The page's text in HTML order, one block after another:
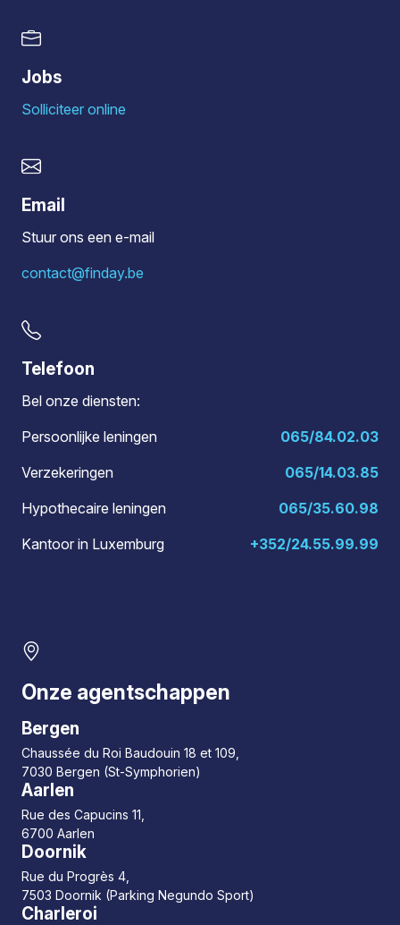
Jobs
Solliciteer online
Email
Stuur ons een e-mail
contact@finday.be
Telefoon
Bel onze diensten:
Persoonlijke leningen
065/84.02.03
Verzekeringen
065/14.03.85
Hypothecaire leningen
065/35.60.98
Kantoor in Luxemburg
+352/24.55.99.99
Onze agentschappen
Bergen
Chaussée du Roi Baudouin 18 et 109,
7030 Bergen (St-Symphorien)
Aarlen
Rue des Capucins 11,
6700 Aarlen
Doornik
Rue du Progrès 4,
7503 Doornik (Parking Negundo Sport)
Charleroi